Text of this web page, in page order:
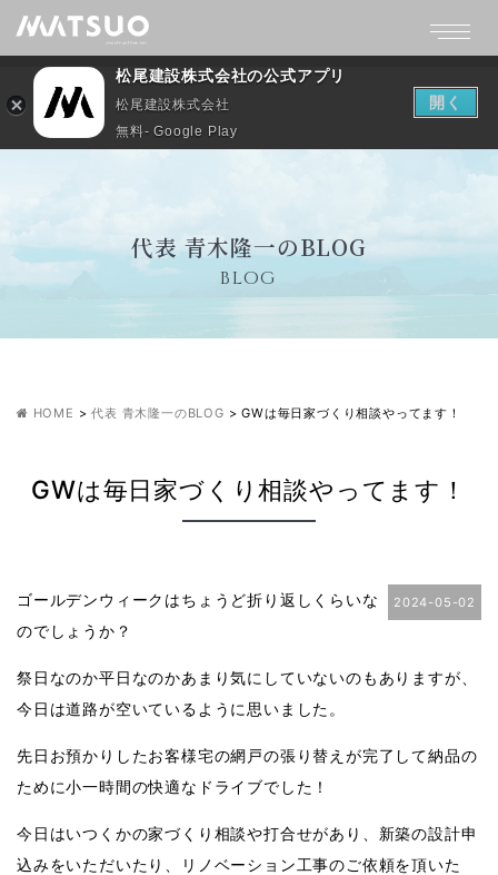
代表 青木隆一のBLOG
BLOG
HOME >代表 青木隆一のBLOG >GWは毎日家づくり相談やってます！
GWは毎日家づくり相談やってます！
2024-05-02
ゴールデンウィークはちょうど折り返しくらいな
のでしょうか？
祭日なのか平日なのかあまり気にしていないのもありますが、
今日は道路が空いているように思いました。
先日お預かりしたお客様宅の網戸の張り替えが完了して納品の
ために小一時間の快適なドライブでした！
今日はいつくかの家づくり相談や打合せがあり、新築の設計申
込みをいただいたり、リノベーション工事のご依頼を頂いた
松尾建設株式会社の公式アプリ
松尾建設株式会社
無料- Google Play
開く